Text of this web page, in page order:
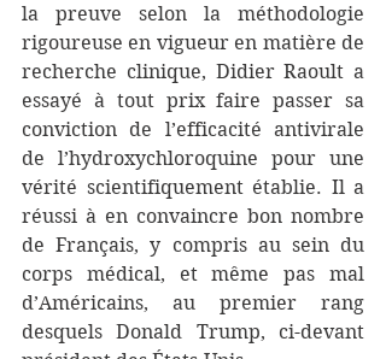
la preuve selon la méthodologie
rigoureuse en vigueur en matière de
recherche clinique, Didier Raoult a
essayé à tout prix faire passer sa
conviction de l’efficacité antivirale
de l’hydroxychloroquine pour une
vérité scientifiquement établie. Il a
réussi à en convaincre bon nombre
de Français, y compris au sein du
corps médical, et même pas mal
d’Américains, au premier rang
desquels Donald Trump, ci-devant